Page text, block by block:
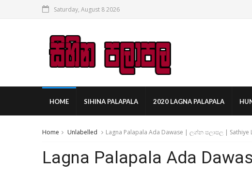
Saturday, August 8 2026
HOME SIHINA PALAPALA 2020 LAGNA PALAPALA
Home Unlabelled Lagna Palapala Ada Dawase | ලග්න පලාපල | Sathiye
Lagna Palapala Ada